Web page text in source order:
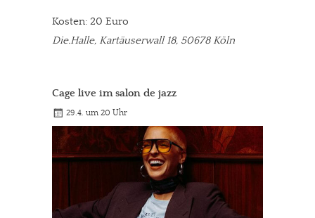
Kosten: 20 Euro
Die.Halle, Kartäuserwall 18, 50678 Köln
Cage live im salon de jazz
29.4. um 20 Uhr